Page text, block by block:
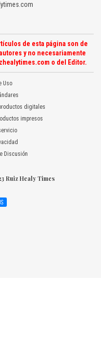
de esta página son de
y no necesariamente
o del Editor.
Uso
digitales
impresos
Discusión
Ruiz Healy Times